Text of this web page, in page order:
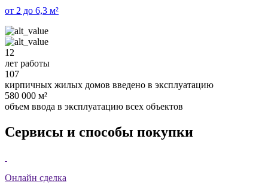
от 2 до 6,3 м²
12
лет работы
107
кирпичных жилых домов введено в эксплуатацию
580 000 м²
объем ввода в эксплуатацию всех объектов
Сервисы и способы покупки
Онлайн сделка